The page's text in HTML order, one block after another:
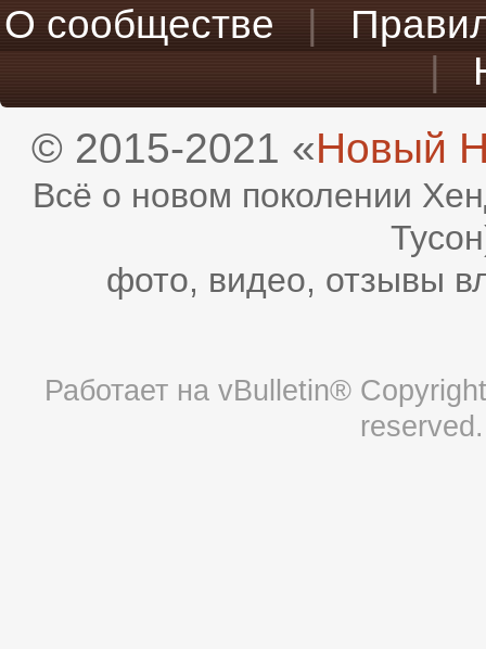
О сообществе |
|
© 2015-2021 «Новый
Всё о новом поколении
фото, видео, отзывы
Работает на vBulletin®